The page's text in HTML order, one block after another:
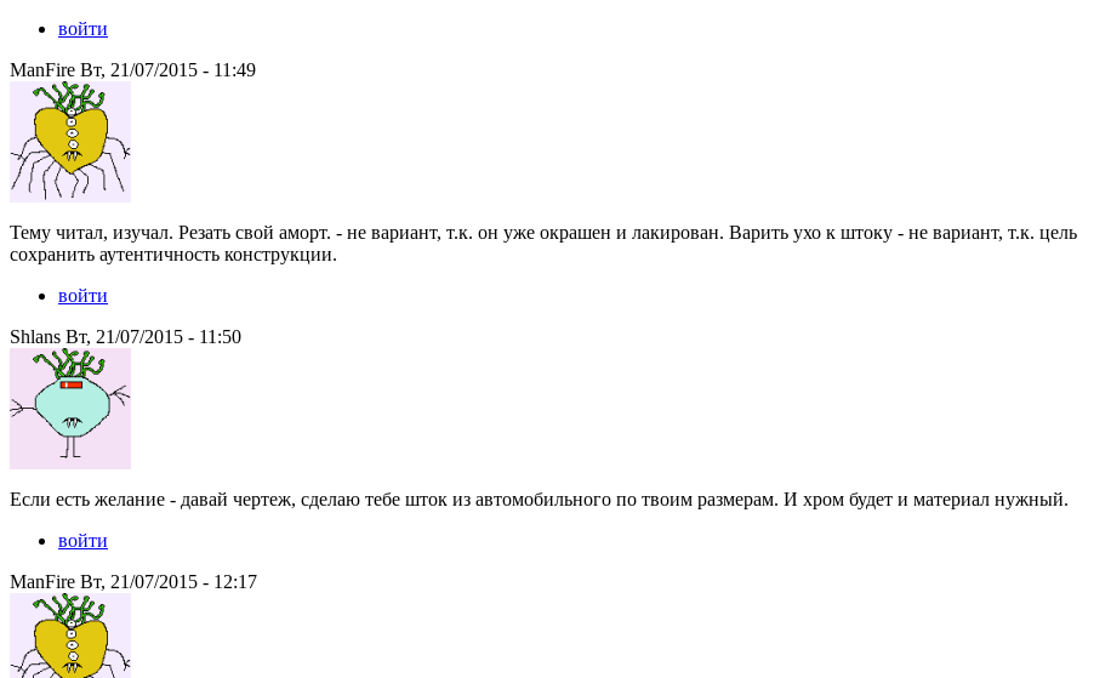
войти
ManFire Вт, 21/07/2015 - 11:49
Тему читал, изучал. Резать свой аморт. - не вариант, т.к. он уже окрашен и лакирован. Варить ухо к штоку - не вариант, т.к. цель
сохранить аутентичность конструкции.
войти
Shlans Вт, 21/07/2015 - 11:50
Если есть желание - давай чертеж, сделаю тебе шток из автомобильного по твоим размерам. И хром будет и материал нужный.
войти
ManFire Вт, 21/07/2015 - 12:17